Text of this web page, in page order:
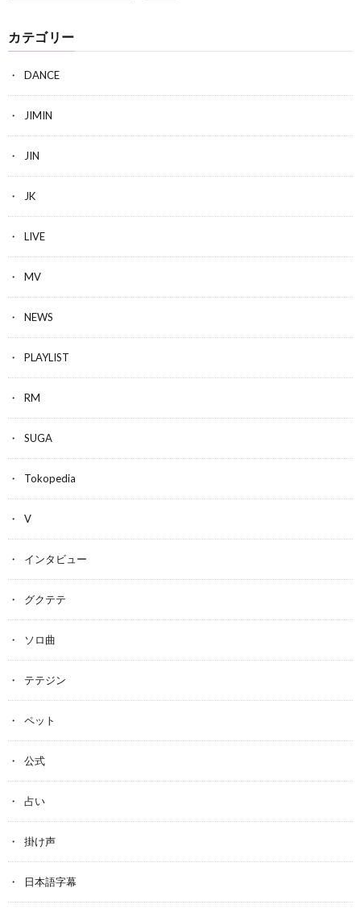
カテゴリー
DANCE
JIMIN
JIN
JK
LIVE
MV
NEWS
PLAYLIST
RM
SUGA
Tokopedia
V
インタビュー
グクテテ
ソロ曲
テテジン
ペット
公式
占い
掛け声
日本語字幕